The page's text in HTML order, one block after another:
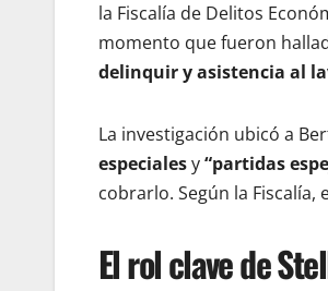
la Fiscalía de Delitos
momento que fueron
delinquir y asistencia al
La investigación ubicó a
especialesy“partidas
cobrarlo. Según la
El rol clave de